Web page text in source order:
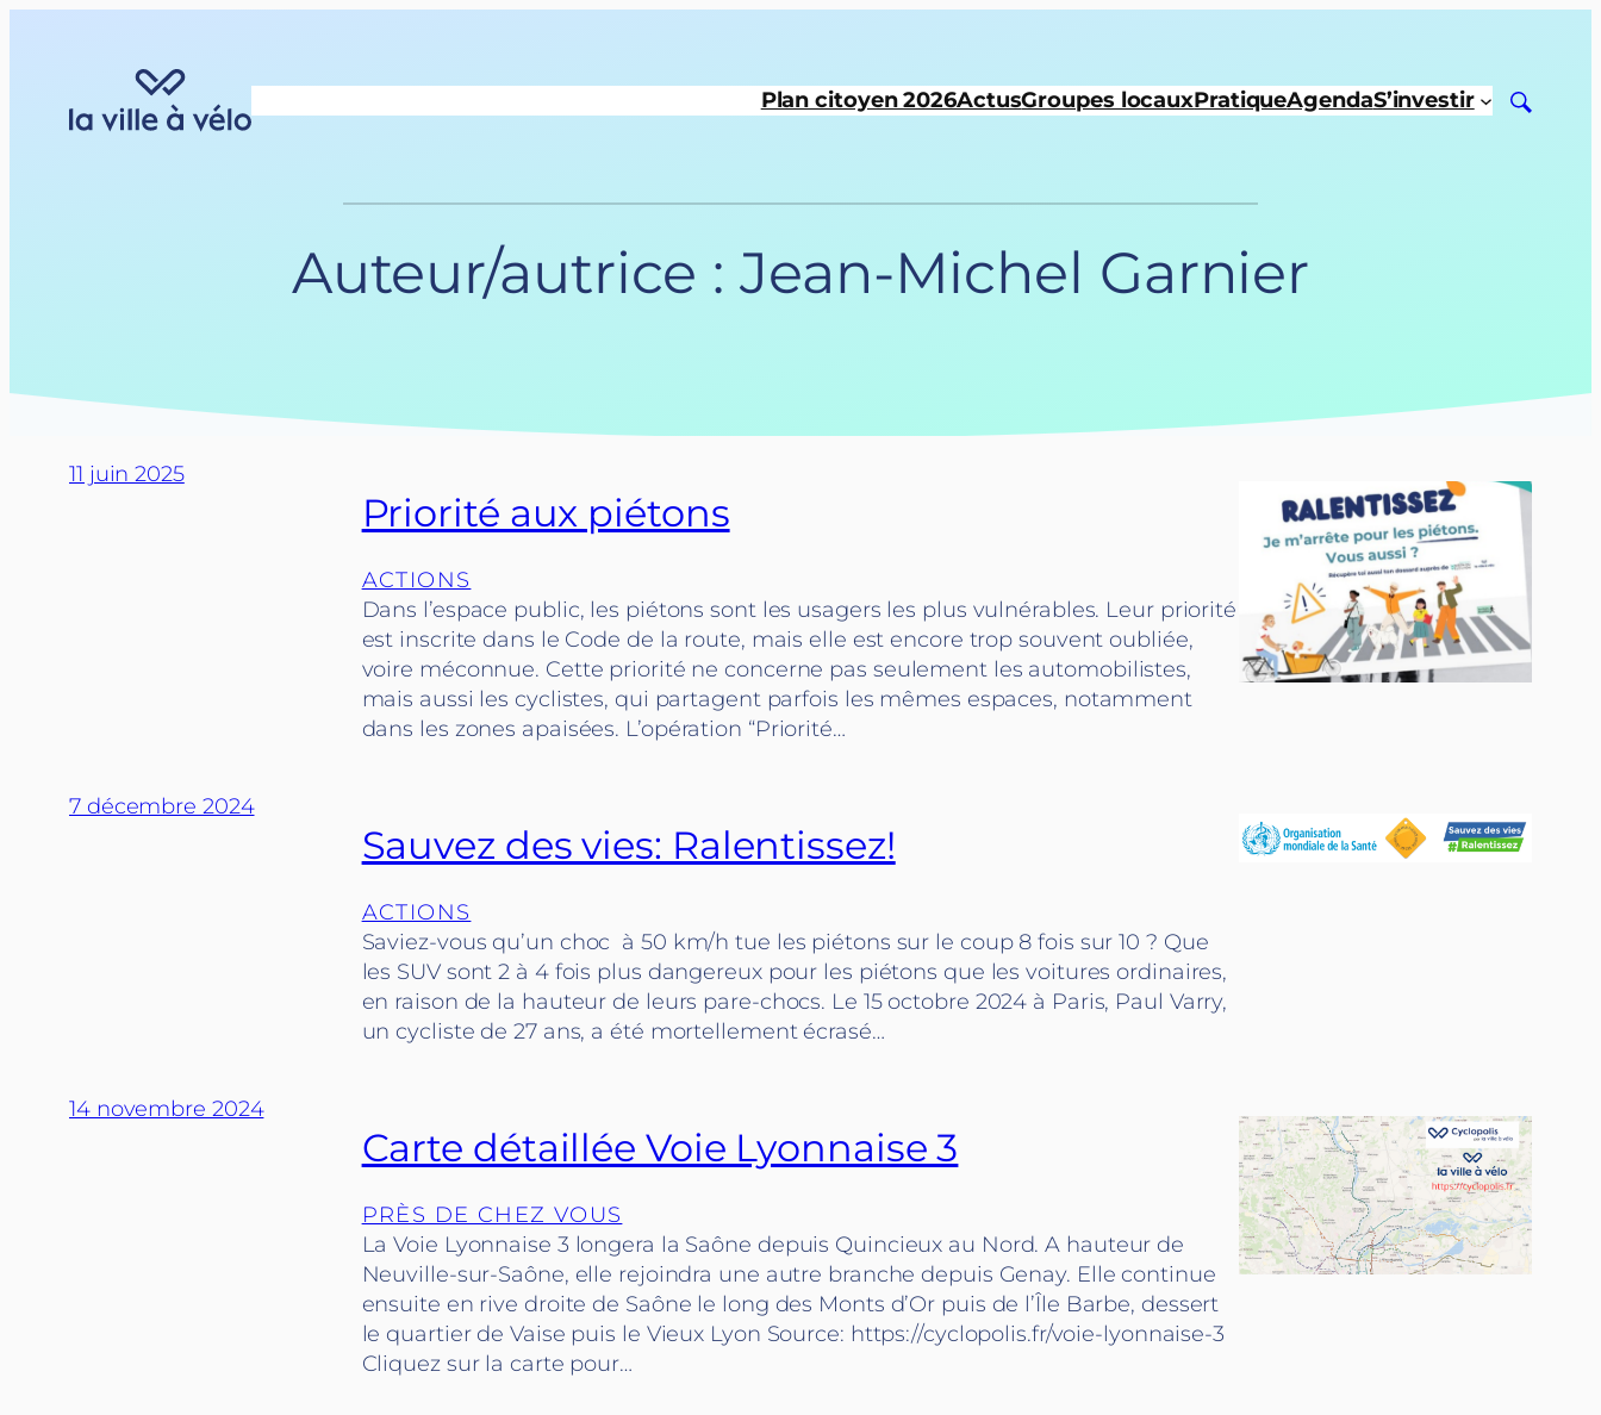
Plan citoyen 2026ActusGroupes locauxPratiqueAgendaS’investir
Auteur/autrice :Jean-Michel Garnier
11 juin 2025
Priorité aux piétons
ACTIONS
Dans l’espace public, les piétons sont les usagers les plus vulnérables. Leur priorité
est inscrite dans le Code de la route, mais elle est encore trop souvent oubliée,
voire méconnue. Cette priorité ne concerne pas seulement les automobilistes,
mais aussi les cyclistes, qui partagent parfois les mêmes espaces, notamment
dans les zones apaisées. L’opération “Priorité…
7 décembre 2024
Sauvez des vies: Ralentissez!
ACTIONS
Saviez-vous qu’un choc à 50 km/h tue les piétons sur le coup 8 fois sur 10 ? Que
les SUV sont 2 à 4 fois plus dangereux pour les piétons que les voitures ordinaires,
en raison de la hauteur de leurs pare-chocs. Le 15 octobre 2024 à Paris, Paul Varry,
un cycliste de 27 ans, a été mortellement écrasé…
14 novembre 2024
Carte détaillée Voie Lyonnaise 3
PRÈS DE CHEZ VOUS
La Voie Lyonnaise 3 longera la Saône depuis Quincieux au Nord. A hauteur de
Neuville-sur-Saône, elle rejoindra une autre branche depuis Genay. Elle continue
ensuite en rive droite de Saône le long des Monts d’Or puis de l’Île Barbe, dessert
le quartier de Vaise puis le Vieux Lyon Source: https://cyclopolis.fr/voie-lyonnaise-3
Cliquez sur la carte pour…